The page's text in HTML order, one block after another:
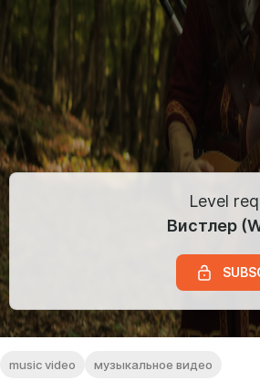
Level
Вистлер
music video музыкальное видео